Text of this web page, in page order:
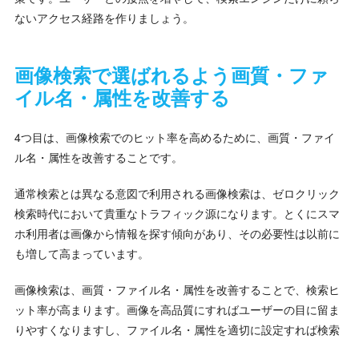
ないアクセス経路を作りましょう。
画像検索で選ばれるよう画質・ファ
イル名・属性を改善する
4つ目は、画像検索でのヒット率を高めるために、画質・ファイ
ル名・属性を改善することです。
通常検索とは異なる意図で利用される画像検索は、ゼロクリック
検索時代において貴重なトラフィック源になります。とくにスマ
ホ利用者は画像から情報を探す傾向があり、その必要性は以前に
も増して高まっています。
画像検索は、画質・ファイル名・属性を改善することで、検索ヒ
ット率が高まります。画像を高品質にすればユーザーの目に留ま
りやすくなりますし、ファイル名・属性を適切に設定すれば検索